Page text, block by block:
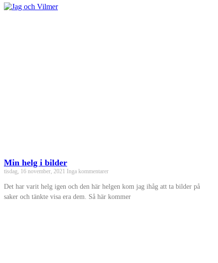
Min helg i bilder
tisdag, 16 november, 2021 Inga kommentarer
Det har varit helg igen och den här helgen kom jag ihåg att ta bilder på
saker och tänkte visa era dem. Så här kommer